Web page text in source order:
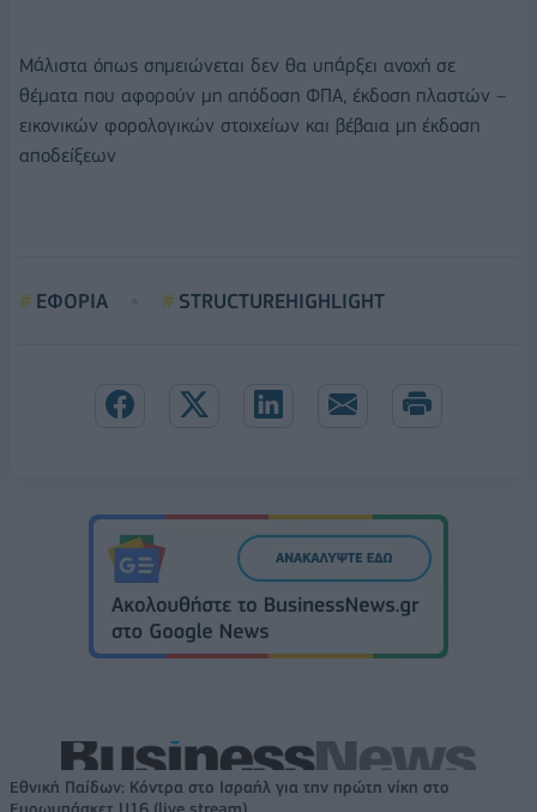
Μάλιστα όπως σημειώνεται δεν θα υπάρξει ανοχή σε
θέματα που αφορούν μη απόδοση ΦΠΑ, έκδοση πλαστών –
εικονικών φορολογικών στοιχείων και βέβαια μη έκδοση
αποδείξεων
ΕΦΟΡΙΑ STRUCTUREHIGHLIGHT
Εθνική Παίδων: Κόντρα στο Ισραήλ για την πρώτη νίκη στο